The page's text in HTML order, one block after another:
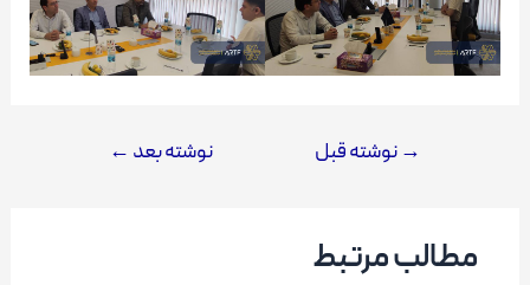
راهبری
→نوشته قبل نوشته بعد ←
مطالب مرتبط